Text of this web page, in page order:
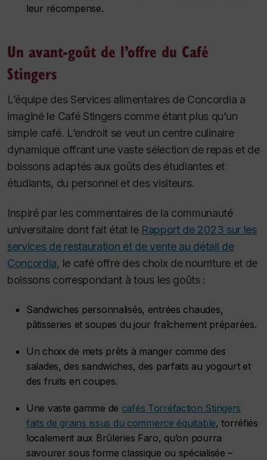
leur récompense.
Un avant-goût de l’offre du Café
Stingers
L’équipe des Services alimentaires de Concordia a
imaginé le Café Stingers comme étant plus qu’un
simple café. L’endroit se veut un centre culinaire
dynamique offrant une vaste sélection de repas et de
boissons adaptés aux goûts des étudiantes et
étudiants, du personnel et des visiteurs.
Inspiré par les commentaires de la communauté
universitaire dont fait état le Rapport de 2023 sur les
services de restauration et de vente au détail de
Concordia, le café offre des choix de nourriture et de
boissons correspondant à tous les goûts :
Sandwiches personnalisés, entrées chaudes,
pâtisseries et soupes du jour fraîchement préparées.
Un choix de mets prêts à manger comme des
salades, des sandwiches, des parfaits au yogourt et
des fruits en coupes.
Une vaste gamme de cafés Torréfaction Stingers
faits de grains issus du commerce équitable, torréfiés
localement aux Brûleries Faro, qu’on pourra
savourer sous forme classique ou spécialisée –